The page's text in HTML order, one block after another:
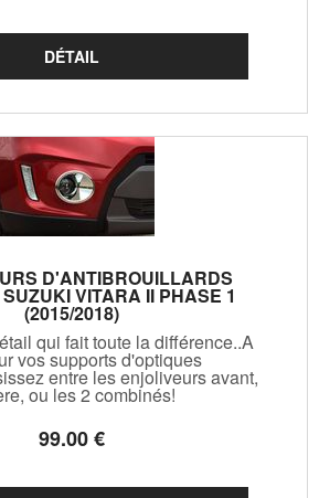
D'ANTIBROUILLARDS
VITARA II PHASE 1
(2015/2018)
qui fait toute la différence..A
vos supports d'optiques
entre les enjoliveurs avant,
ou les 2 combinés!
99.00€